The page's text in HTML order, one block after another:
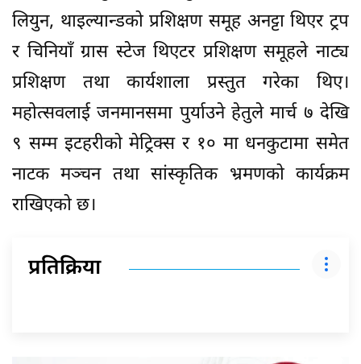
लियुन, थाइल्यान्डको प्रशिक्षण समूह अनट्टा थिएर ट्रप
र चिनियाँ ग्रास स्टेज थिएटर प्रशिक्षण समूहले नाट्य
प्रशिक्षण तथा कार्यशाला प्रस्तुत गरेका थिए।
महोत्सवलाई जनमानसमा पुर्याउने हेतुले मार्च ७ देखि
९ सम्म इटहरीको मेट्रिक्स र १० मा धनकुटामा समेत
नाटक मञ्चन तथा सांस्कृतिक भ्रमणको कार्यक्रम
राखिएको छ।
प्रतिक्रिया